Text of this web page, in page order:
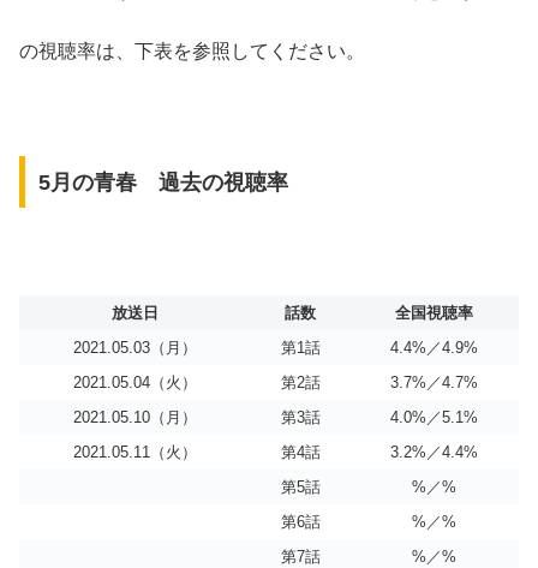
の視聴率は、下表を参照してください。
5月の青春 過去の視聴率
放送日 話数
全国視聴率
2021.05.03（月）
第1話
4.4%／4.9%
2021.05.04（火）
第2話
3.7%／4.7%
2021.05.10（月）
第3話
4.0%／5.1%
2021.05.11（火）
第4話
3.2%／4.4%
第5話
%／%
第6話
%／%
第7話
%／%